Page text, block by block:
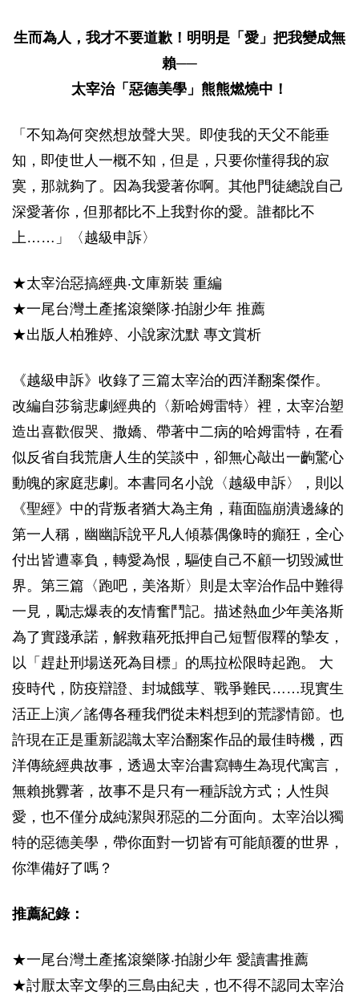
生而為人，我才不要道歉！明明是「愛」把我變成無
賴──
太宰治「惡德美學」熊熊燃燒中！
「不知為何突然想放聲大哭。即使我的天父不能垂
知，即使世人一概不知，但是，只要你懂得我的寂
寞，那就夠了。因為我愛著你啊。其他門徒總說自己
深愛著你，但那都比不上我對你的愛。誰都比不
上……」〈越級申訴〉
★太宰治惡搞經典‧文庫新裝 重編
★一尾台灣土產搖滾樂隊‧拍謝少年 推薦
★出版人柏雅婷、小說家沈默 專文賞析
《越級申訴》收錄了三篇太宰治的西洋翻案傑作。
改編自莎翁悲劇經典的〈新哈姆雷特〉裡，太宰治塑
造出喜歡假哭、撒嬌、帶著中二病的哈姆雷特，在看
似反省自我荒唐人生的笑談中，卻無心敲出一齣驚心
動魄的家庭悲劇。本書同名小說〈越級申訴〉，則以
《聖經》中的背叛者猶大為主角，藉面臨崩潰邊緣的
第一人稱，幽幽訴說平凡人傾慕偶像時的癲狂，全心
付出皆遭辜負，轉愛為恨，驅使自己不顧一切毀滅世
界。第三篇〈跑吧，美洛斯〉則是太宰治作品中難得
一見，勵志爆表的友情奮鬥記。描述熱血少年美洛斯
為了實踐承諾，解救藉死抵押自己短暫假釋的摯友，
以「趕赴刑場送死為目標」的馬拉松限時起跑。 大
疫時代，防疫辯證、封城餓莩、戰爭難民……現實生
活正上演／謠傳各種我們從未料想到的荒謬情節。也
許現在正是重新認識太宰治翻案作品的最佳時機，西
洋傳統經典故事，透過太宰治書寫轉生為現代寓言，
無賴挑釁著，故事不是只有一種訴說方式；人性與
愛，也不僅分成純潔與邪惡的二分面向。太宰治以獨
特的惡德美學，帶你面對一切皆有可能顛覆的世界，
你準備好了嗎？
推薦紀錄：
★一尾台灣土產搖滾樂隊‧拍謝少年 愛讀書推薦
★討厭太宰文學的三島由紀夫，也不得不認同太宰治